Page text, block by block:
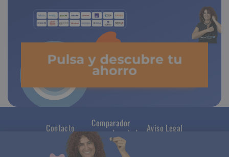
Pulsa y descubre tu
ahorro
Contacto
Comparador
seguros de salud
Aviso Legal